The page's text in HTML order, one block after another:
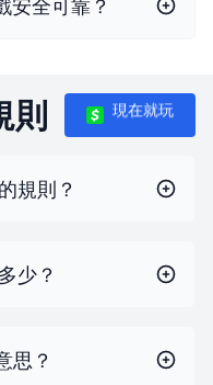
安全可靠？
則 現在就玩
規則？
少？
思？